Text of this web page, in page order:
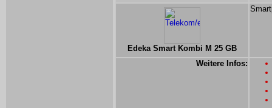
Edeka Smart Kombi M 25 GB
Weitere Infos: